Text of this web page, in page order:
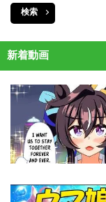
検索
新着動画